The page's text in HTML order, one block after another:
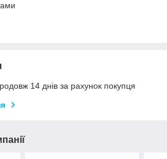
14 днів за рахунок покупця